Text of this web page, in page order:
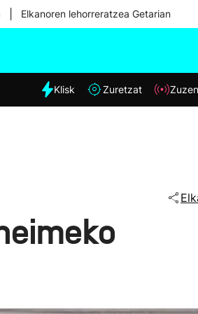
Elkanoren lehorreratzea Getarian
Eguraldia
Klisk Zuretzat